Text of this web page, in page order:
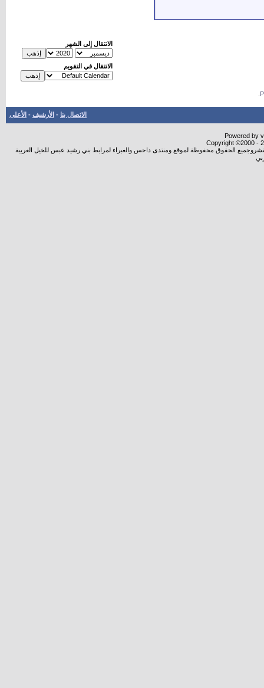
الانتقال إلى الشهر
الانتقال في التقويم
الاتصال بنا - الأرشيف - الأعلى
Powered by
Copyright ©2000 -
الحقوق محفوظة لموقع ومنتدى داحس والغبراء لمرابط بني رشيد عبس للخيل العربية